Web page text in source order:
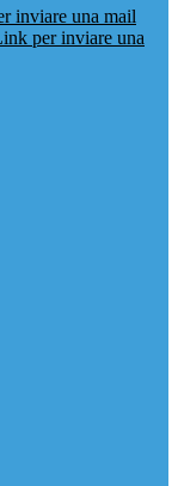
inviare una mail
per inviare una